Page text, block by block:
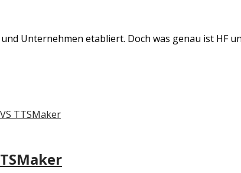
Unternehmen etabliert. Doch was genau ist HF